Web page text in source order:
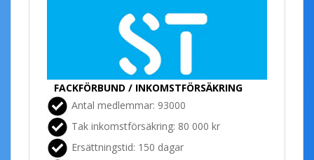
FACKFÖRBUND / INKOMSTFÖRSÄKRING
Antal medlemmar: 93000
Tak inkomstförsäkring: 80 000 kr
Ersättningstid: 150 dagar